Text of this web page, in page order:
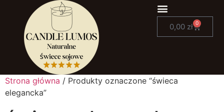
0,00 zł 0
Strona główna / Produkty oznaczone “świeca
elegancka”